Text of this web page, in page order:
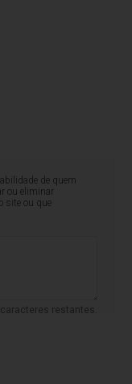
de quem
ou eliminar
site ou que
caracteres restantes.